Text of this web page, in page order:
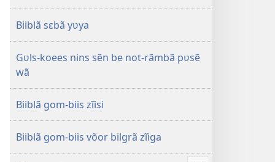
Biiblã sɛbã yʋya
Gʋls-koees nins sẽn be not-rãmbã pʋsẽ
wã
Biiblã gom-biis zĩisi
Biiblã gom-biis võor bilgrã zĩiga